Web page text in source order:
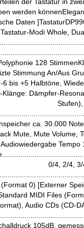
werden
Daten
Tastatur-Modi Whole,
128
Stimmung An/Aus
6 bis +5 Halbtöne,
Klänge: Dämpfer-
ca. 30.000
Mute, Mute Volume,
Audiowiedergabe Tempo
0/4, 2/4,
0) [Externer
MIDI Files
Audio CDs (CD-
105dB,